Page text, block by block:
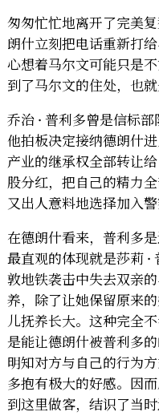
匆匆忙忙地离开了完美
朗什立刻把电话重新打
心想着马尔文可能只是
到了马尔文的住处，也就
乔治 · 普利多曾是信标
他拍板决定接纳德朗什
产业的继承权全部转让
股分红，把自己的精力
又出人意料地选择加入
在德朗什看来，普利多
最直观的体现就是莎莉 ·
敦地铁袭击中失去双亲
养，除了让她保留原来
儿抚养长大。这种完全
是能让德朗什被普利多
明知对方与自己的行为
多抱有极大的好感。因
到这里做客，结识了当